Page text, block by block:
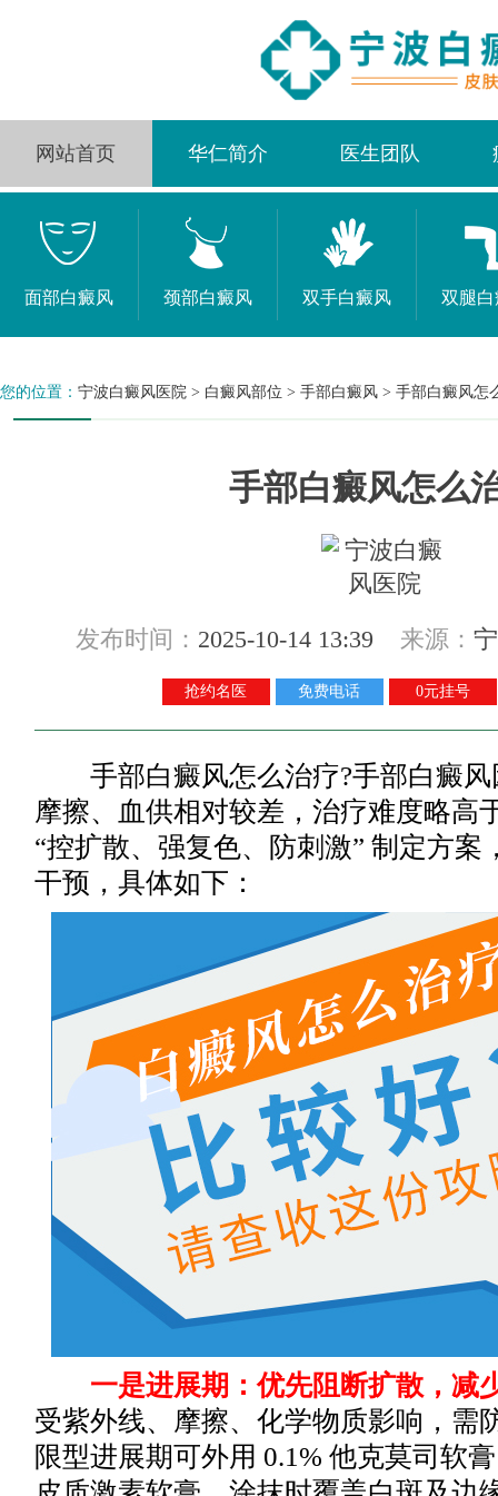
网站首页 华仁简介 医生团队
面部白癜风 颈部白癜风 双手白癜风 双腿
您的位置： 宁波白癜风医院 > 白癜风部位 > 手部白癜风 > 手部白癜风怎
手部白癜风怎么
发布时间： 2025-10-14 13:39 来源：
抢约名医 免费电话 0元挂号
手部白癜风怎么治疗?手部白癜风
摩擦、血供相对较差，治疗难度略高
“控扩散、强复色、防刺激” 制定方案
干预，具体如下：
一是进展期：优先阻断扩散，减
受紫外线、摩擦、化学物质影响，需
限型进展期可外用 0.1% 他克莫司软